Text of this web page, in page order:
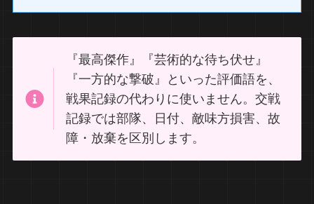
『最高傑作』『芸術的な待ち伏せ』
『一方的な撃破』といった評価語を、
戦果記録の代わりに使いません。交戦
記録では部隊、日付、敵味方損害、故
障・放棄を区別します。